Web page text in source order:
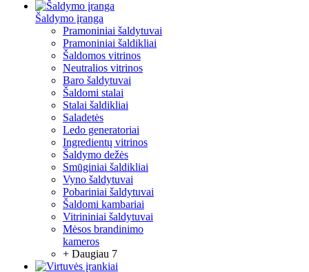
Šaldymo įranga
Pramoniniai šaldytuvai
Pramoniniai šaldikliai
Šaldomos vitrinos
Neutralios vitrinos
Baro šaldytuvai
Šaldomi stalai
Stalai šaldikliai
Saladetės
Ledo generatoriai
Ingredientų vitrinos
Šaldymo dežės
Smūginiai šaldikliai
Vyno šaldytuvai
Pobariniai šaldytuvai
Šaldomi kambariai
Vitrininiai šaldytuvai
Mėsos brandinimo
kameros
+ Daugiau 7